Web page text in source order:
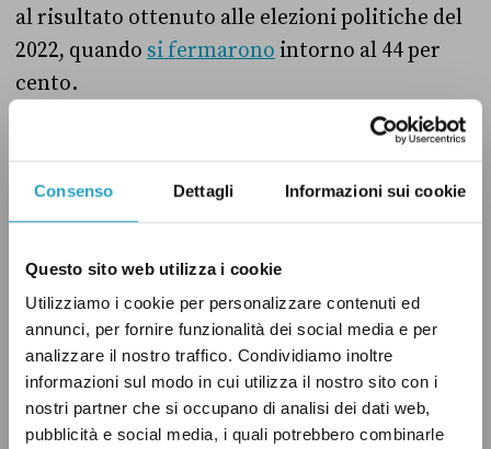
Consenso Dettagli Informazioni sui cookie
Questo sito web utilizza i cookie
Utilizziamo i cookie per personalizzare contenuti ed
annunci, per fornire funzionalità dei social media e per
analizzare il nostro traffico. Condividiamo inoltre
informazioni sul modo in cui utilizza il nostro sito con i
nostri partner che si occupano di analisi dei dati web,
pubblicità e social media, i quali potrebbero combinarle
al risultato ottenuto alle elezioni politiche del
2022, quando si fermarono intorno al 44 per
cento.
Rispetto alle elezioni di tre anni fa, Fratelli
d’Italia è cresciuta di quasi quattro punti
percentuali, Alleanza Verdi-Sinistra di tre
Movimento 5 Stelle, invece, è indietro di due
punti e mezzo.
Come sono cambiati i sondaggi ad agosto
Rispetto al mese diagosto , Fratelli d’Italia ha